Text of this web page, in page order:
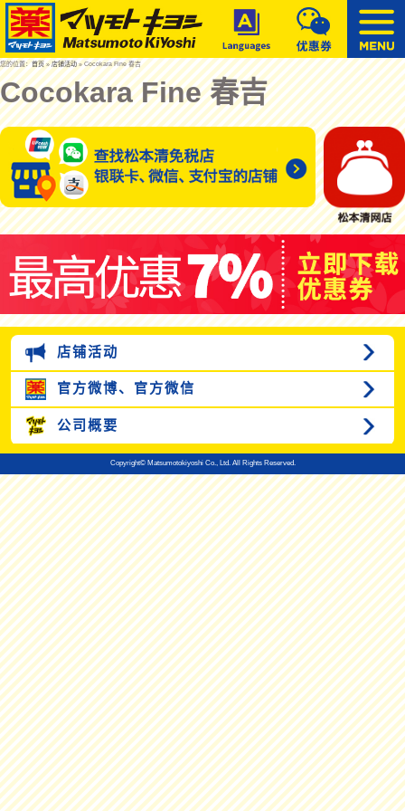
您的位置：首页»店铺活动» Cocokara Fine 春吉
Cocokara Fine 春吉
店铺活动
官方微博、 官方微信
公司概要
Copyright© Matsumotokiyoshi Co., Ltd. All Rights Reserved.